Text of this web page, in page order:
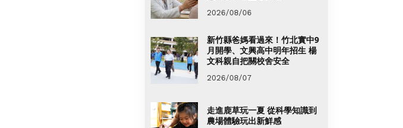
2026/08/06
新竹縣爸媽看過來！竹北實中9
月開學、文興高中明年招生 楊
文科親自把關校舍安全
2026/08/07
走進鹿草玩一夏 從科學知識到
農場體驗玩出新鮮感